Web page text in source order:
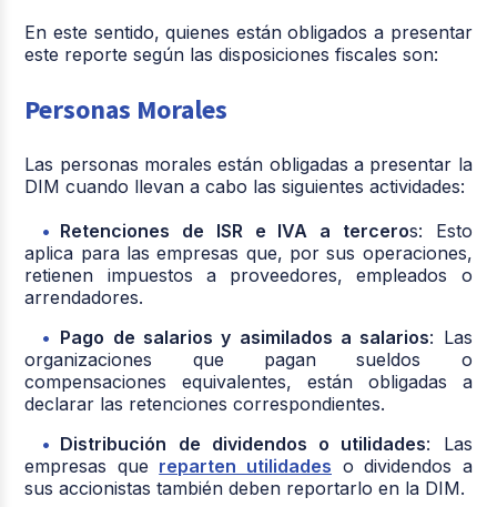
En este sentido, quienes están obligados a presentar
este reporte según las disposiciones fiscales son:
Personas Morales
Las personas morales están obligadas a presentar la
DIM cuando llevan a cabo las siguientes actividades:
Retenciones de ISR e IVA a terceros: Esto
aplica para las empresas que, por sus operaciones,
retienen impuestos a proveedores, empleados o
arrendadores.
Pago de salarios y asimilados a salarios: Las
organizaciones que pagan sueldos o
compensaciones equivalentes, están obligadas a
declarar las retenciones correspondientes.
Distribución de dividendos o utilidades: Las
empresas que reparten utilidades o dividendos a
sus accionistas también deben reportarlo en la DIM.